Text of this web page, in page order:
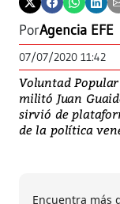
PorAgencia EFE
07/07/2020 11:42
Voluntad
militó Juan
sirvió de
de la política
Encuentra más